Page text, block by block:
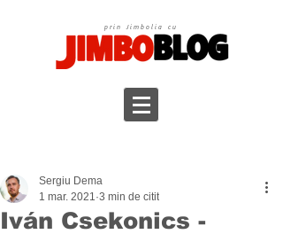
prin Jimbolia cu
Iván Csekonics -
Sergiu Dema
1 mar. 2021 3 min de citit